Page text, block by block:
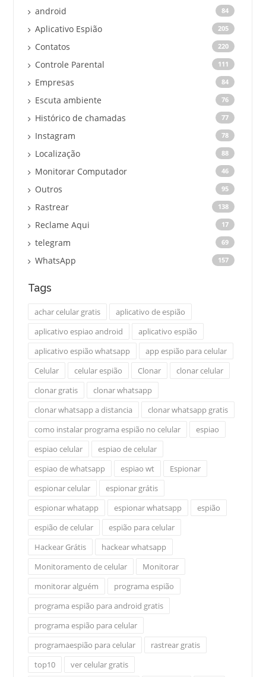
android 84
Aplicativo Espião 205
Contatos 220
Controle Parental 111
Empresas 84
Escuta ambiente 76
Histórico de chamadas 77
Instagram 78
Localização 88
Monitorar Computador 46
Outros 95
Rastrear 138
Reclame Aqui 17
telegram 69
WhatsApp 157
Tags
achar celular gratis
aplicativo de espião
aplicativo espiao android
aplicativo espião
aplicativo espião whatsapp
app espião para celular
Celular
celular espião Clonar
clonar celular
clonar gratis
clonar whatsapp
clonar whatsapp a distancia
clonar whatsapp gratis
como instalar programa espião no celular
espiao
espiao celular
espiao de celular
espiao de whatsapp
espiao wt
Espionar
espionar celular
espionar grátis
espionar whatapp
espionar whatsapp
espião
espião de celular
espião para celular
Hackear Grátis
hackear whatsapp
Monitoramento de celular
Monitorar
monitorar alguém
programa espião
programa espião para android gratis
programa espião para celular
programaespião para celular
rastrear gratis
top10
ver celular gratis